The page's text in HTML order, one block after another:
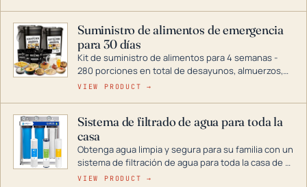
combustible dual, con una gama completa que
abarca desde inversores digitales hasta
generadores que pueden alimentar toda su casa.
Suministro de alimentos de emergencia
para 30 días
Kit de suministro de alimentos para 4 semanas -
280 porciones en total de desayunos, almuerzos,
cenas y postres. Se puede almacenar durante
VIEW PRODUCT →
Sistema de filtrado de agua para toda la
casa
Obtenga agua limpia y segura para su familia con un
sistema de filtración de agua para toda la casa de 3
etapas. La tecnología avanzada de este filtro
VIEW PRODUCT →